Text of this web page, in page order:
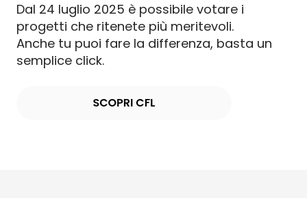
Dal 24 luglio 2025 è possibile votare i
progetti che ritenete più meritevoli.
Anche tu puoi fare la differenza, basta un
semplice click.